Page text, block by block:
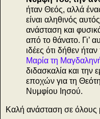
ήταν Θεός, αλλά
είναι αληθινός
ανάσταση και
από το θάνατο. Γι’
ιδέες ότι δήθεν
Μαρία τη
διδασκαλία και την
εποχών για τη
Νυμφίου Ιησού.
Καλή ανάσταση σε όλους